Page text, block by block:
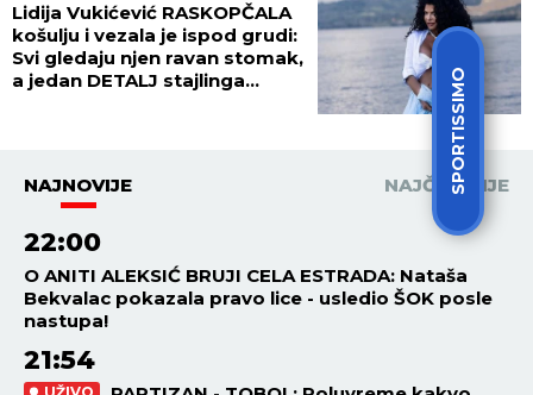
SPORTISSIMO
Lidija Vukićević RASKOPČALA
košulju i vezala je ispod grudi:
Svi gledaju njen ravan stomak,
a jedan DETALJ stajlinga
NAJNOVIJE NAJČITANIJE
22:00
O ANITI ALEKSIĆ BRUJI CELA ESTRADA: Nataša
Bekvalac pokazala pravo lice - usledio ŠOK posle
nastupa!
21:54